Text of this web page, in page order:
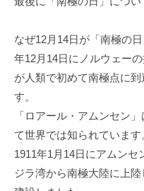
なぜ12月14日が「南極の
年12月14日にノルウェー
が人類で初めて南極点に
す。
「ロアール・アムンセン
て世界では知られています
1911年1月14日にアムンセ
ジラ湾から南極大陸に上